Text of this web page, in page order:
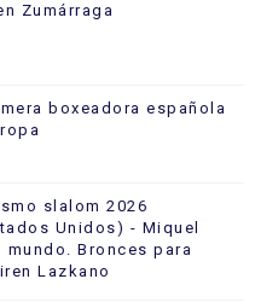
Zumárraga
boxeadora española
slalom 2026
Unidos) - Miquel
mundo. Bronces para
Lazkano